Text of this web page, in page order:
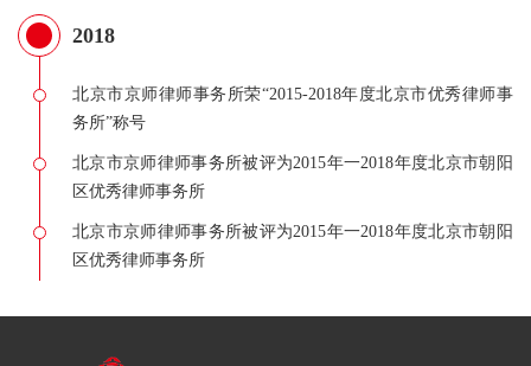
2018
北京市京师律师事务所荣“2015-2018年度北京市优秀律师事
务所”称号
北京市京师律师事务所被评为2015年一2018年度北京市朝阳
区优秀律师事务所
北京市京师律师事务所被评为2015年一2018年度北京市朝阳
区优秀律师事务所